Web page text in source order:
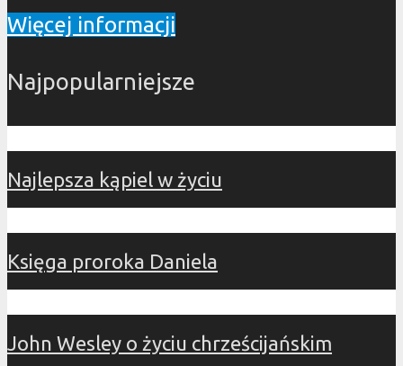
Więcej informacji
Najpopularniejsze
Najlepsza kąpiel w życiu
Księga proroka Daniela
John Wesley o życiu chrześcijańskim